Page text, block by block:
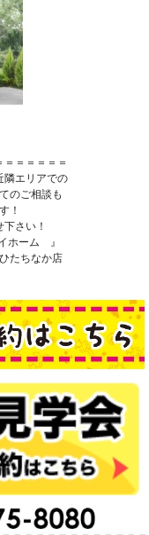
＝＝＝＝＝＝
隣エリアでの
のご相談も
！
さい！
ーム 』
たちなか店